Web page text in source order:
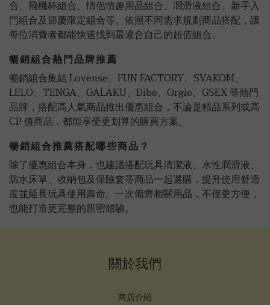
合、飛機杯組合、情侶情趣用品組合、潤滑液組合、新手入
門組合及節慶限定組合等。依照不同需求規劃商品搭配，讓
每位消費者都能快速找到最適合自己的超值組合。
暢銷組合熱門品牌推薦
暢銷組合集結 Lovense、FUN FACTORY、SVAKOM、
LELO、TENGA、GALAKU、Dibe、Orgie、GSEX 等熱門
品牌，搭配高人氣商品推出優惠組合，不論是精品系列或高
CP 值商品，都能享受更划算的購買方案。
暢銷組合推薦搭配哪些商品？
除了優惠組合本身，也建議搭配玩具清潔液、水性潤滑液、
防水床單、收納包及保險套等商品一起選購，提升使用舒適
度並延長玩具使用壽命。一次備齊相關用品，不僅更方便，
也能打造更完整的親密體驗。
關於我們
商店介紹